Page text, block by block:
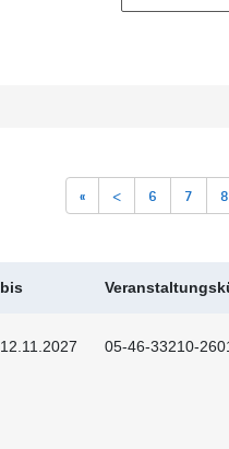
« < 6 7 8
bis
12.11.2027 05-46-33210-